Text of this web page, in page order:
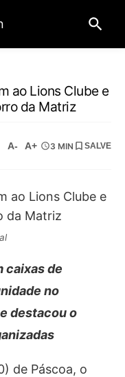
ao Lions Clube e
da Matriz
A- A+ 3 MIN SALVE
caixas de
no
destacou o
de Páscoa, o